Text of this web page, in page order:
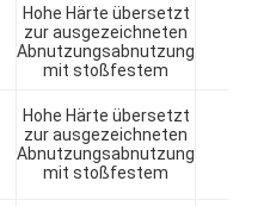
Hohe Härte übersetzt
zur ausgezeichneten
Abnutzungsabnutzung
mit stoßfestem
Hohe Härte übersetzt
zur ausgezeichneten
Abnutzungsabnutzung
mit stoßfestem